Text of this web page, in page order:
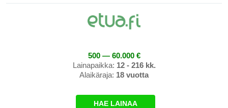
500 — 60.000 €
Lainapaikka: 12 - 216 kk.
Alaikäraja: 18 vuotta
HAE LAINAA